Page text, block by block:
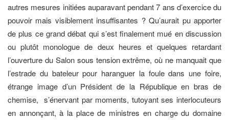
autres mesures initiées auparavant pendant 7 ans d’exercice du
pouvoir mais visiblement insuffisantes ? Qu’aurait pu apporter
de plus ce grand débat qui s’est finalement mué en discussion
ou plutôt monologue de deux heures et quelques retardant
l’ouverture du Salon sous tension extrême, où ne manquait que
l’estrade du bateleur pour haranguer la foule dans une foire,
étrange image d’un Président de la République en bras de
chemise, s’énervant par moments, tutoyant ses interlocuteurs
en annonçant, à la place de ministres en charge du domaine